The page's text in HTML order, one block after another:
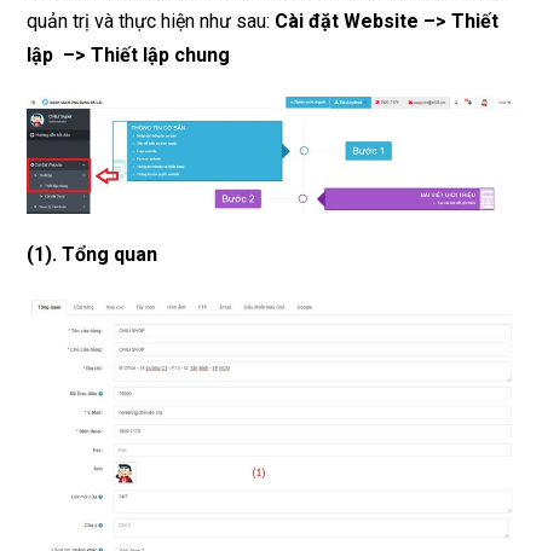
quản trị và thực hiện như sau: Cài đặt Website –> Thiết
lập –> Thiết lập chung
(1). Tổng quan